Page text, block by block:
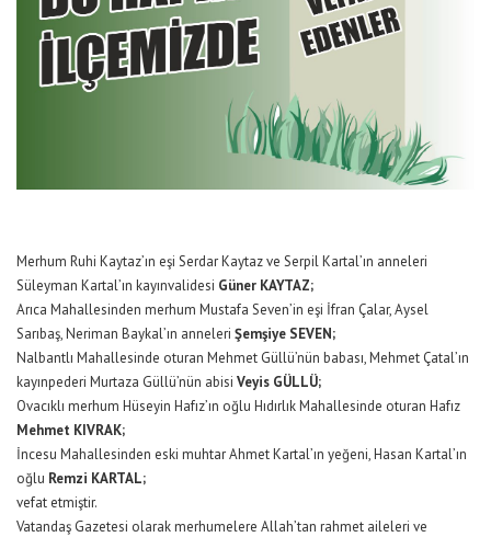
Merhum Ruhi Kaytaz’ın eşi Serdar Kaytaz ve Serpil Kartal’ın anneleri
Süleyman Kartal’ın kayınvalidesi Güner KAYTAZ;
Arıca Mahallesinden merhum Mustafa Seven’in eşi İfran Çalar, Aysel
Sarıbaş, Neriman Baykal’ın anneleri Şemşiye SEVEN;
Nalbantlı Mahallesinde oturan Mehmet Güllü’nün babası, Mehmet Çatal’ın
kayınpederi Murtaza Güllü’nün abisi Veyis GÜLLÜ;
Ovacıklı merhum Hüseyin Hafız’ın oğlu Hıdırlık Mahallesinde oturan Hafız
Mehmet KIVRAK;
İncesu Mahallesinden eski muhtar Ahmet Kartal’ın yeğeni, Hasan Kartal’ın
oğlu Remzi KARTAL;
vefat etmiştir.
Vatandaş Gazetesi olarak merhumelere Allah’tan rahmet aileleri ve